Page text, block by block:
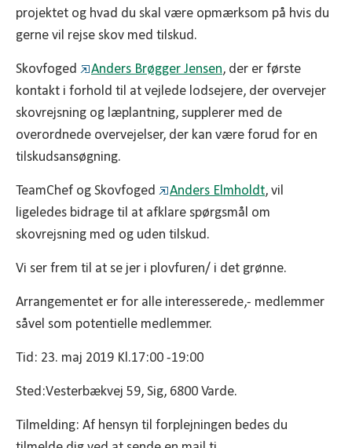
projektet og hvad du skal være opmærksom på hvis du
gerne vil rejse skov med tilskud.
Skovfoged Anders Brøgger Jensen, der er første
kontakt i forhold til at vejlede lodsejere, der overvejer
skovrejsning og læplantning, supplerer med de
overordnede overvejelser, der kan være forud for en
tilskudsansøgning.
TeamChef og Skovfoged Anders Elmholdt, vil
ligeledes bidrage til at afklare spørgsmål om
skovrejsning med og uden tilskud.
Vi ser frem til at se jer i plovfuren/ i det grønne.
Arrangementet er for alle interesserede,- medlemmer
såvel som potentielle medlemmer.
Tid: 23. maj 2019 Kl.17:00 -19:00
Sted:Vesterbækvej 59, Sig, 6800 Varde.
Tilmelding: Af hensyn til forplejningen bedes du